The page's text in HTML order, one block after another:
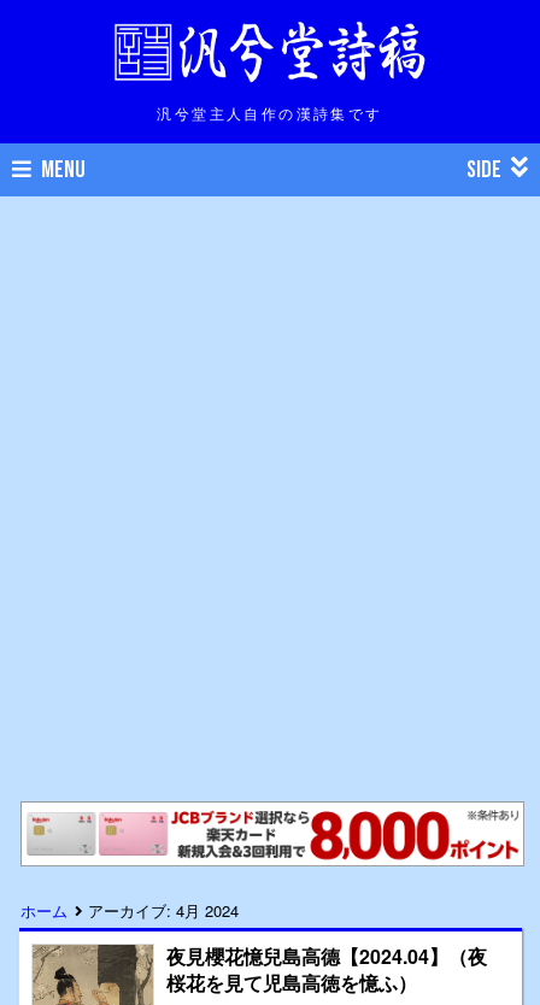
汎兮堂主人自作の漢詩集です
MENU SIDE
ホーム アーカイブ: 4月 2024
夜見櫻花憶兒島高德【2024.04】（夜
桜花を見て児島高徳を憶ふ）